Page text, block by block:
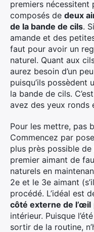
premiers nécessitent
composés de deux
de la bande de cils.
amande et des
faut pour avoir un
naturel. Quant aux
aurez besoin d’un
puisqu’ils possèdent
la bande de cils.
avez des yeux ronds
Pour les mettre, pas
Commencez par
plus près possible
premier aimant de
naturels en
2e et le 3e aimant
procédé. L’idéal est
côté externe de l’œil
intérieur. Puisque
sortir de la routine,